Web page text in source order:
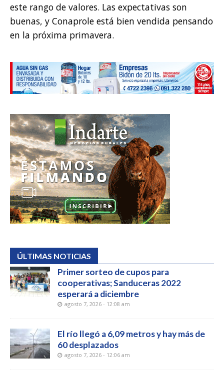
este rango de valores. Las expectativas son
buenas, y Conaprole está bien vendida pensando
en la próxima primavera.
ÚLTIMAS NOTICIAS
Primer sorteo de cupos para
cooperativas; Sanduceras 2022
esperará a diciembre
agosto 7, 2026 - 12:08 am
El río llegó a 6,09 metros y hay más de
60 desplazados
agosto 7, 2026 - 12:06 am